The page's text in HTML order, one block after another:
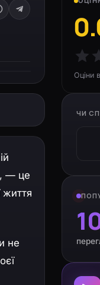
— це
життя
не
Оціни
ЧИ